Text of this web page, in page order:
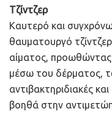
Τζίντζερ
Καυτερό και
θαυματουργό
αίματος,
μέσω του δέρματος,
αντιβακτηριδιακές
βοηθά στην